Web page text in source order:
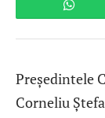
Președintele
Corneliu